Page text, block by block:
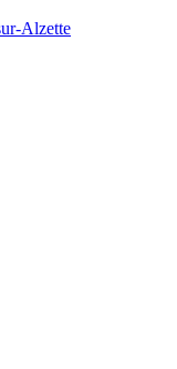
Alzette